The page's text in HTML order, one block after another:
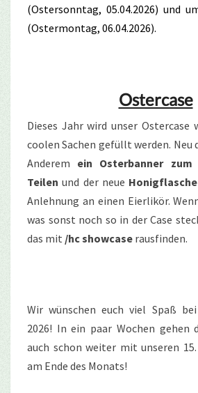
(Ostersonntag, 05.04.2026) und
(Ostermontag, 06.04.2026).
Ostercase
Dieses Jahr wird unser
coolen Sachen gefüllt werden.
Anderem ein Osterbanner
Teilen und der neue
Anlehnung an einen Eierlikör.
was sonst noch so in der Case
das mit /hc showcase rausfinden.
Wir wünschen euch viel Spaß
2026! In ein paar Wochen gehen
auch schon weiter mit unseren
am Ende des Monats!